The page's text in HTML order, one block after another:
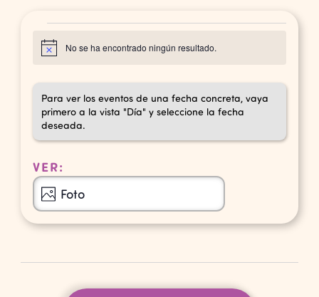
Eventos
Aviso
No se ha encontrado ningún resultado.
Para ver los eventos de una fecha concreta, vaya
primero a la vista "Día" y seleccione la fecha
deseada.
VER:
Navegación
de
Foto